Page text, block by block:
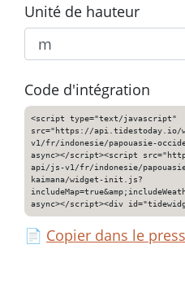
Unité de hauteur
Code d'intégration
<script type="text/javascript"
src="https://api.tidestoday.io/
v1/fr/indonesie/papouasie-
async></script><script
api/js-v1/fr/indonesie/
kaimana/widget-init.js?
async></script><div
📄 Copier dans le